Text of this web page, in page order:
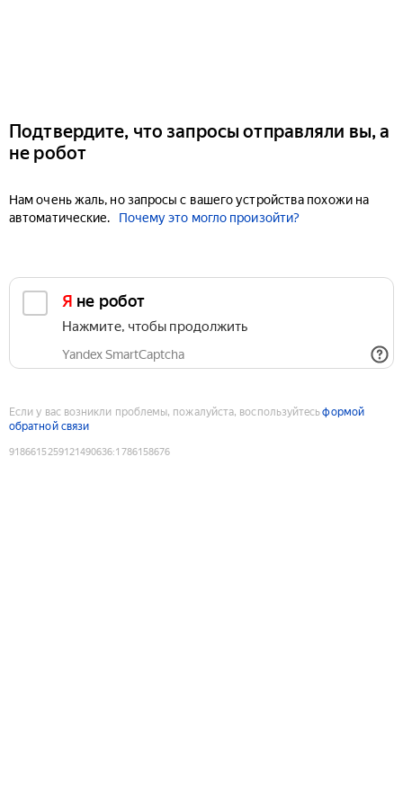
Подтвердите, что запросы отправляли вы, а
не робот
Нам очень жаль, но запросы с вашего устройства похожи на
автоматические.
Почему это могло произойти?
Я не робот
Нажмите, чтобы продолжить
Yandex SmartCaptcha
Если у вас возникли проблемы, пожалуйста, воспользуйтесьформой
обратной связи
9186615259121490636:1786158676